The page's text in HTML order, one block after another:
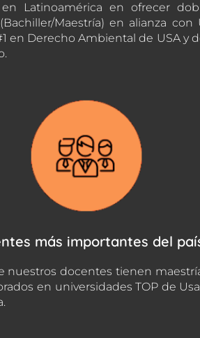
Latinoamérica en ofrecer
Maestría) en alianza con
en Derecho Ambiental de USA y
más importantes del
nuestros docentes tienen
en universidades TOP de